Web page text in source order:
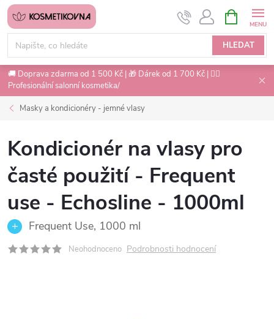
Přejít
obsah
HLEDAT
NÁKUPNÍ
KOŠÍK
🚚 Doprava zdarma od 1 500 Kč | 🎁 Dárek od 1 700 Kč | 💇‍♀️
Profesionální salonní kosmetika/
Masky a kondicionéry - jemné vlasy
Kondicionér na vlasy pro
časté použití - Frequent
use - Echosline - 1000ml
Frequent Use, 1000 ml
Neohodnoceno Podrobnosti hodnocení